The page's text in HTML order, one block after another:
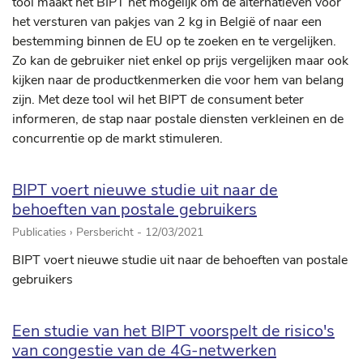
het versturen van pakjes van 2 kg in België of naar een
bestemming binnen de EU op te zoeken en te vergelijken.
Zo kan de gebruiker niet enkel op prijs vergelijken maar ook
kijken naar de productkenmerken die voor hem van belang
zijn. Met deze tool wil het BIPT de consument beter
informeren, de stap naar postale diensten verkleinen en de
concurrentie op de markt stimuleren.
BIPT voert nieuwe studie uit naar de
behoeften van postale gebruikers
Publicaties › Persbericht - 12/03/2021
BIPT voert nieuwe studie uit naar de behoeften van postale
gebruikers
Een studie van het BIPT voorspelt de risico's
van congestie van de 4G-netwerken